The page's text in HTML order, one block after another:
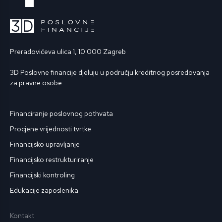
Preradovićeva ulica 1, 10 000 Zagreb
3D Poslovne financije djeluju u području kreditnog posredovanja
za pravne osobe
Financiranje poslovnog pothvata
Procjene vrijednosti tvrtke
Financijsko upravljanje
Financijsko restrukturiranje
Financijski kontroling
Edukacije zaposlenika
Kontakt